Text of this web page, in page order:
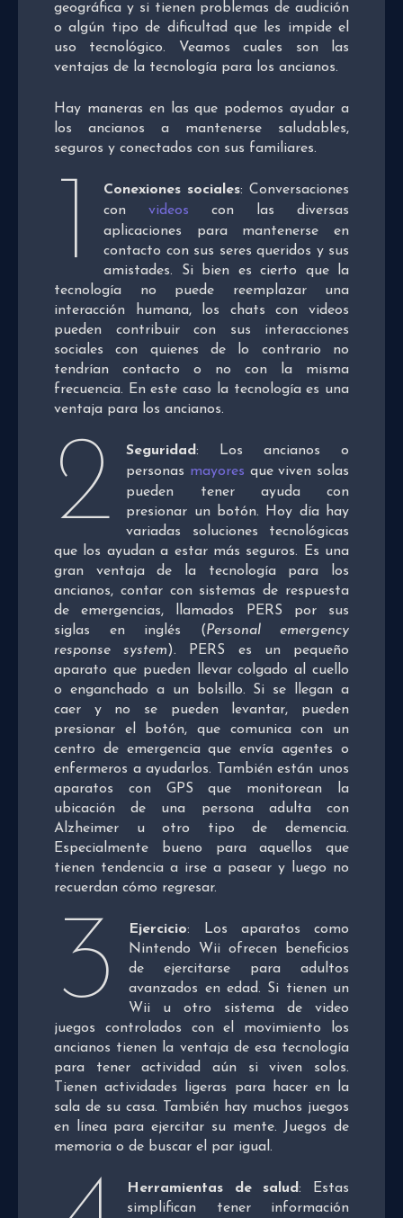
geográfica y si tienen problemas de audición
o algún tipo de dificultad que les impide el
uso tecnológico. Veamos cuales son las
ventajas de la tecnología para los ancianos.
Hay maneras en las que podemos ayudar a
los ancianos a mantenerse saludables,
seguros y conectados con sus familiares.
1 Conexiones sociales: Conversaciones
con videoscon las diversas
aplicaciones para mantenerse en
contacto con sus seres queridos y sus
amistades. Si bien es cierto que la
tecnología no puede reemplazar una
interacción humana, los chats con videos
pueden contribuir con sus interacciones
sociales con quienes de lo contrario no
tendrían contacto o no con la misma
frecuencia. En este caso la tecnología es una
ventaja para los ancianos.
2 Seguridad: Los ancianos o
personas mayores que viven solas
pueden tener ayuda con
presionar un botón. Hoy día hay
variadas soluciones tecnológicas
que los ayudan a estar más seguros. Es una
gran ventaja de la tecnología para los
ancianos, contar con sistemas de respuesta
de emergencias, llamados PERS por sus
siglas en inglés (Personal emergency
response system). PERS es un pequeño
aparato que pueden llevar colgado al cuello
o enganchado a un bolsillo. Si se llegan a
caer y no se pueden levantar, pueden
presionar el botón, que comunica con un
centro de emergencia que envía agentes o
enfermeros a ayudarlos. También están unos
aparatos con GPS que monitorean la
ubicación de una persona adulta con
Alzheimer u otro tipo de demencia.
Especialmente bueno para aquellos que
tienen tendencia a irse a pasear y luego no
recuerdan cómo regresar.
3 Ejercicio: Los aparatos como
Nintendo Wii ofrecen beneficios
de ejercitarse para adultos
avanzados en edad. Si tienen un
Wii u otro sistema de video
juegos controlados con el movimiento los
ancianos tienen la ventaja de esa tecnología
para tener actividad aún si viven solos.
Tienen actividades ligeras para hacer en la
sala de su casa. También hay muchos juegos
en línea para ejercitar su mente. Juegos de
memoria o de buscar el par igual.
Herramientas de salud: Estas
simplifican tener información